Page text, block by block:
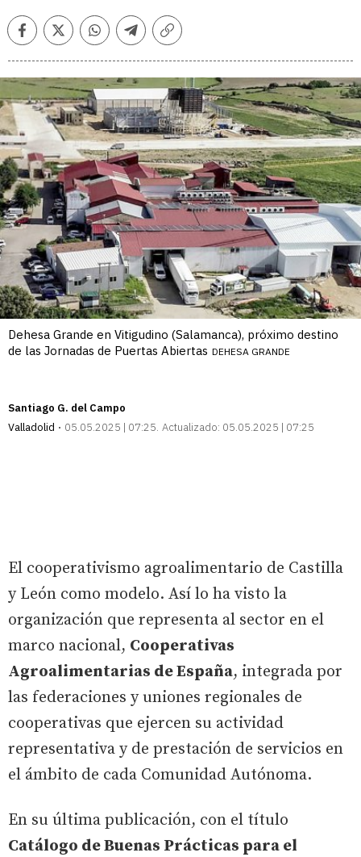
FacebookTwitterWhatsappTelegramCopiar
Dehesa Grande en Vitigudino (Salamanca), próximo destino
de las Jornadas de Puertas Abiertas DEHESA GRANDE
Santiago G. del Campo
Valladolid
05.05.2025 | 07:25 Actualizado: 05.05.2025 | 07:25
El cooperativismo agroalimentario de Castilla
y León como modelo. Así lo ha visto la
organización que representa al sector en el
marco nacional, Cooperativas
Agroalimentarias de España, integrada por
las federaciones y uniones regionales de
cooperativas que ejercen su actividad
representativa y de prestación de servicios en
el ámbito de cada Comunidad Autónoma.
En su última publicación, con el título
Catálogo de Buenas Prácticas para el